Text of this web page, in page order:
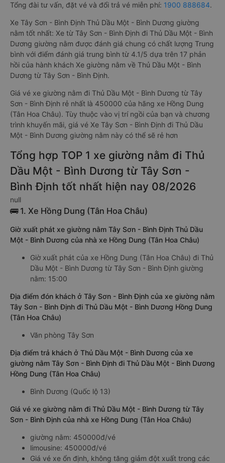
Tổng đài tư vấn, đặt vé và đổi trả vé miễn phí: 1900 888684.
Xe Tây Sơn - Bình Định Thủ Dầu Một - Bình Dương giường
nằm tốt nhất: Xe từ Tây Sơn - Bình Định đi Thủ Dầu Một - Bình
Dương giường nằm được đánh giá chung có chất lượng Trung
bình với điểm đánh giá trung bình từ 4.1/5 dựa trên 17 phản
hồi của hành khách Xe giường nằm về Thủ Dầu Một - Bình
Dương từ Tây Sơn - Bình Định.
Giá vé xe giường nằm đi Thủ Dầu Một - Bình Dương từ Tây
Sơn - Bình Định rẻ nhất là 450000 của hãng xe Hồng Dung
(Tân Hoa Châu). Tùy thuộc vào vị trí ngồi của bạn và chương
trình khuyến mãi, giá vé Xe Tây Sơn - Bình Định đi Thủ Dầu
Một - Bình Dương giường nằm này có thể sẽ rẻ hơn
Tổng hợp TOP 1 xe giường nằm đi Thủ
Dầu Một - Bình Dương từ Tây Sơn -
Bình Định tốt nhất hiện nay 08/2026
null
🚌 1. Xe Hồng Dung (Tân Hoa Châu)
Giờ xuất phát xe giường nằm Tây Sơn - Bình Định Thủ Dầu
Một - Bình Dương của nhà xe Hồng Dung (Tân Hoa Châu)
Giờ xuất phát của xe Hồng Dung (Tân Hoa Châu) đi Thủ
Dầu Một - Bình Dương từ Tây Sơn - Bình Định giường
nằm: 15:00
Địa điểm đón khách ở Tây Sơn - Bình Định của xe giường nằm
Tây Sơn - Bình Định đi Thủ Dầu Một - Bình Dương Hồng Dung
(Tân Hoa Châu)
Văn phòng Tây Sơn
Địa điểm trả khách ở Thủ Dầu Một - Bình Dương của xe
giường nằm Tây Sơn - Bình Định đi Thủ Dầu Một - Bình Dương
Hồng Dung (Tân Hoa Châu)
Bình Dương (Quốc lộ 13)
Giá vé xe giường nằm đi Thủ Dầu Một - Bình Dương từ Tây
Sơn - Bình Định của nhà xe Hồng Dung (Tân Hoa Châu)
giường nằm: 450000đ/vé
limousine: 450000đ/vé
Giá vé xe ổn định, không tăng giảm đột xuất trong các